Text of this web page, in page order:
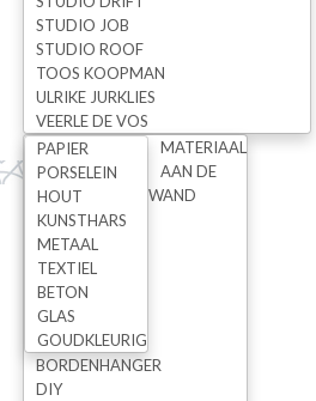
STUDIO JOB
STUDIO ROOF
TOOS KOOPMAN
ULRIKE JURKLIES
VEERLE DE VOS
MATERIAAL
PAPIER
PORSELEIN
HOUT
KUNSTHARS
METAAL
TEXTIEL
BETON
GLAS
GOUDKLEURIG
AAN DE
WAND
BORDENHANGER
DIY
NIEUWS
Nieuws
Nieuwsbrieven
Wij staan op Flavourites Live